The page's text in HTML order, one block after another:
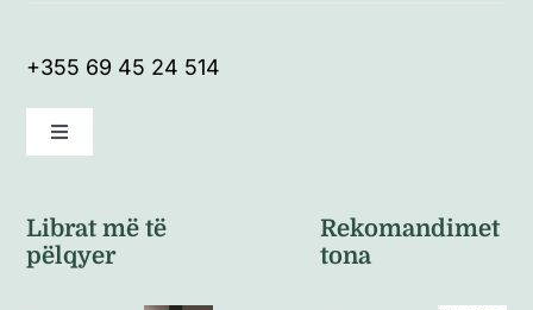
+355 69 45 24 514
Toggle
Politikat e kthimeve
Librat më të
pëlqyer
Rekomandimet
tona